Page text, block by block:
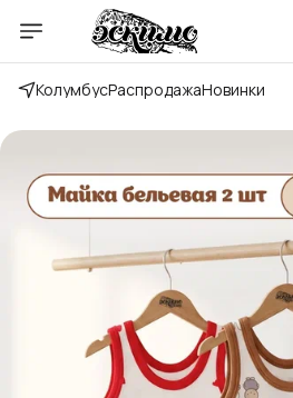
КолумбусРаспродажаНовинки